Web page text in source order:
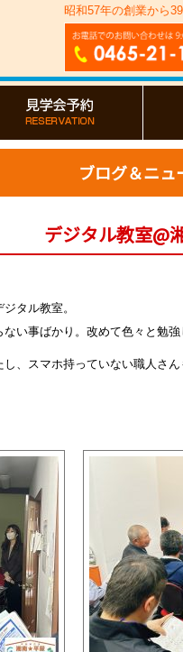
昭和57年の創業から
ブログ＆ニュ
デジタル教室@
タル教室。
い事ばかり。改めて色々と勉強
、スマホ持っていない職人さ